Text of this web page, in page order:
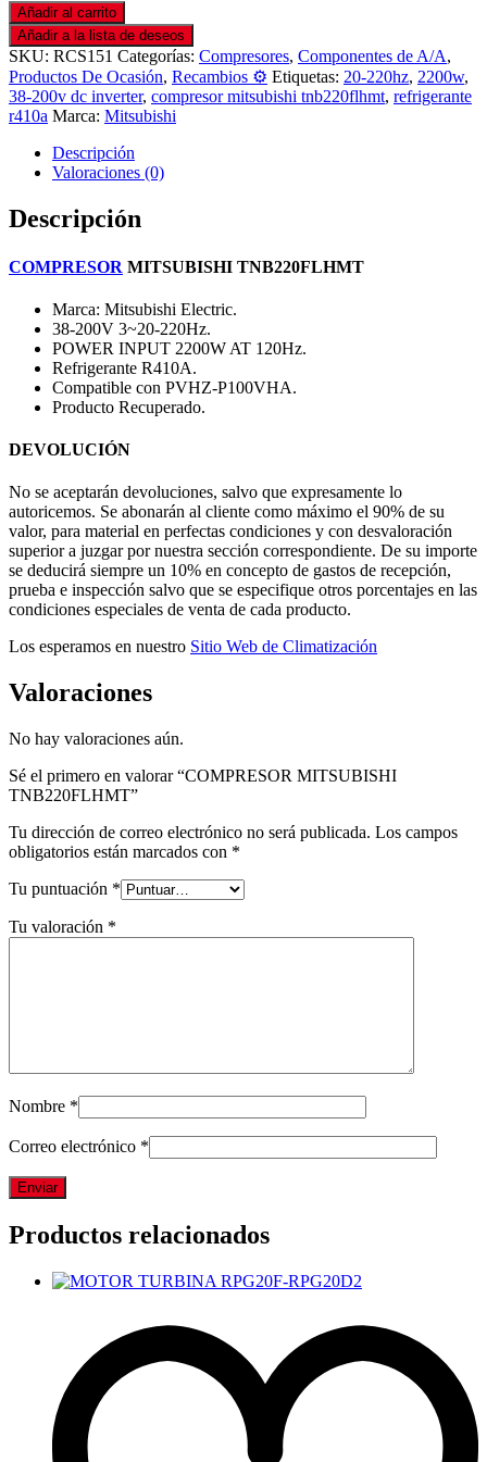
Añadir al carrito
Añadir a la lista de deseos
SKU: RCS151 Categorías: Compresores, Componentes de A/A,
Productos De Ocasión, Recambios ⚙️ Etiquetas: 20-220hz, 2200w,
38-200v dc inverter, compresor mitsubishi tnb220flhmt, refrigerante
r410a Marca: Mitsubishi
Descripción
Valoraciones (0)
Descripción
COMPRESOR MITSUBISHI TNB220FLHMT
Marca: Mitsubishi Electric.
38-200V 3~20-220Hz.
POWER INPUT 2200W AT 120Hz.
Refrigerante R410A.
Compatible con PVHZ-P100VHA.
Producto Recuperado.
DEVOLUCIÓN
No se aceptarán devoluciones, salvo que expresamente lo
autoricemos. Se abonarán al cliente como máximo el 90% de su
valor, para material en perfectas condiciones y con desvaloración
superior a juzgar por nuestra sección correspondiente. De su importe
se deducirá siempre un 10% en concepto de gastos de recepción,
prueba e inspección salvo que se especifique otros porcentajes en las
condiciones especiales de venta de cada producto.
Los esperamos en nuestro Sitio Web de Climatización
Valoraciones
No hay valoraciones aún.
Sé el primero en valorar “COMPRESOR MITSUBISHI
TNB220FLHMT”
Tu dirección de correo electrónico no será publicada. Los campos
obligatorios están marcados con *
Tu puntuación *
Tu valoración *
Nombre *
Correo electrónico *
Productos relacionados